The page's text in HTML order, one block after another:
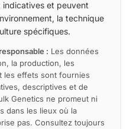
indicatives et peuvent
la technique
spécifiques.
: Les données
la production, les
les effets sont fournies
descriptives et de
Genetics ne promeut ni
dans les lieux où la
pas. Consultez toujours